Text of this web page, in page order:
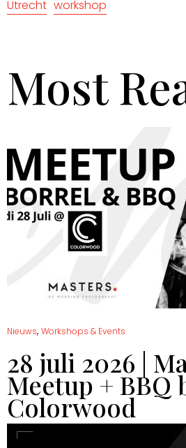
Utrecht workshop
Most
Nieuws, Workshops & Events
28 juli 2026 |
Meetup + BBQ
Colorwood